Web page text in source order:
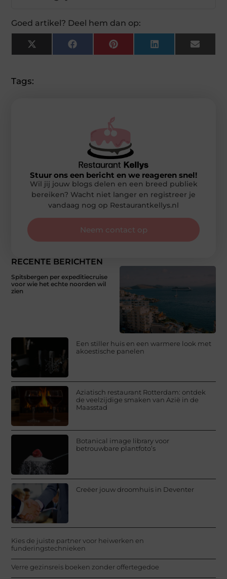
Goed artikel? Deel hem dan op:
X
(Twitter)
FacebookPinterestLinkedInEmail
Tags:
RECENTE BERICHTEN
Spitsbergen per expeditiecruise
voor wie het echte noorden wil
zien
Een stiller huis en een warmere look met
akoestische panelen
Aziatisch restaurant Rotterdam: ontdek
de veelzijdige smaken van Azië in de
Maasstad
Botanical image library voor
betrouwbare plantfoto’s
Creëer jouw droomhuis in Deventer
Kies de juiste partner voor heiwerken en
funderingstechnieken
Verre gezinsreis boeken zonder offertegedoe
Stuur ons een bericht en we reageren snel!
Wil jij jouw blogs delen en een breed publiek
bereiken? Wacht niet langer en registreer je
vandaag nog op Restaurantkellys.nl
Neem contact op